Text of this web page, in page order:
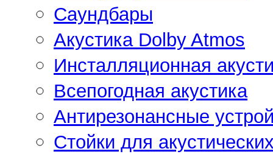
Саундбары
Акустика Dolby Atmos
Инсталляционная
Всепогодная акустика
Антирезонансные
Стойки для